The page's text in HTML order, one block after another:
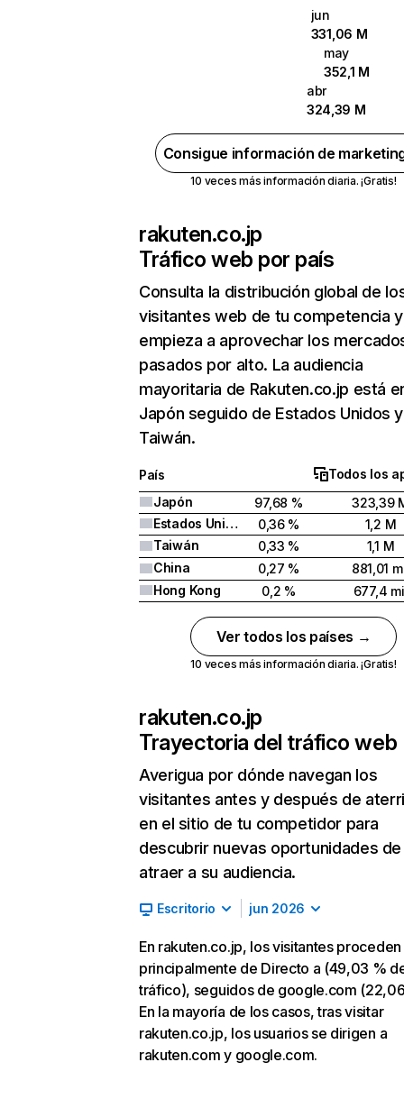
jun
331,06 M
may
352,1 M
abr
324,39 M
Consigue información de
10 veces más información diaria. ¡Gratis!
rakuten.co.jp
Tráfico web por país
Consulta la distribución global de
visitantes web de tu competencia y
empieza a aprovechar los
pasados por alto. La audiencia
mayoritaria de Rakuten.co.jp está
Japón seguido de Estados Unidos y
Taiwán.
País
Todos los
Japón
97,68 %
323,39
Estados Unidos
0,36 %
1,2 M
Taiwán
0,33 %
1,1 M
China
0,27 %
881,01
Hong Kong
0,2 % 677,4
Ver todos los países →
10 veces más información diaria. ¡Gratis!
rakuten.co.jp
Trayectoria del tráfico web
Averigua por dónde navegan los
visitantes antes y después de
en el sitio de tu competidor para
descubrir nuevas oportunidades de
atraer a su audiencia.
Escritorio jun 2026
En rakuten.co.jp, los visitantes proceden
principalmente de Directo a (49,03 %
tráfico), seguidos de google.com
En la mayoría de los casos, tras visitar
rakuten.co.jp, los usuarios se dirigen a
rakuten.com y google.com.